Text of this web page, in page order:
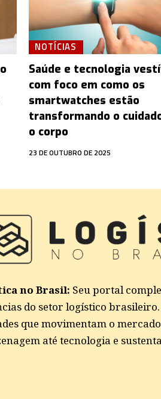
NOTÍCIAS
Saúde e tecnologia
com foco em como os
smartwatches estão
transformando o
o corpo
23 DE OUTUBRO DE 2025
no Brasil: Seu portal
do setor logístico
que movimentam o
até tecnologia e